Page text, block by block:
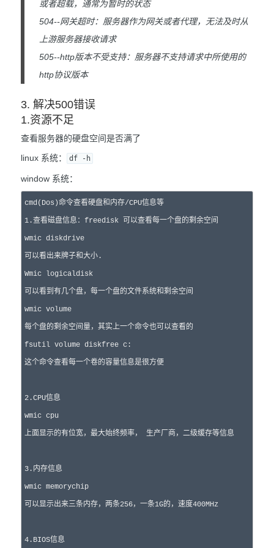
或者超载，通常为暂时的状态
504--网关超时：服务器作为网关或者代理，无法及时从
上游服务器接收请求
505--http版本不受支持：服务器不支持请求中所使用的
http协议版本
3. 解决500错误
1.资源不足
查看服务器的硬盘空间是否满了
linux 系统： df -h
window 系统：
cmd(Dos)命令查看硬盘和内存/CPU信息等
1.查看磁盘信息：freedisk 可以查看每一个盘的剩余空间
wmic diskdrive
可以看出来牌子和大小.
Wmic logicaldisk
可以看到有几个盘，每一个盘的文件系统和剩余空间
wmic volume
每个盘的剩余空间量，其实上一个命令也可以查看的
fsutil volume diskfree c:
这个命令查看每一个卷的容量信息是很方便
2.CPU信息
wmic cpu
上面显示的有位宽，最大始终频率， 生产厂商，二级缓存等信息
3.内存信息
wmic memorychip
可以显示出来三条内存，两条256，一条1G的，速度400MHz
4.BIOS信息